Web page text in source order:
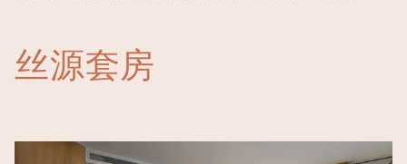
丝源套房